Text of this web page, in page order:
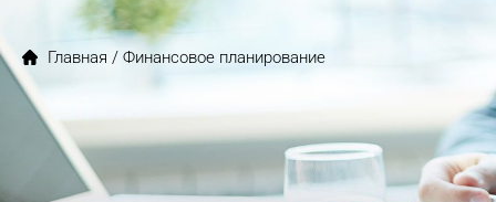
Главная / Финансовое планирование